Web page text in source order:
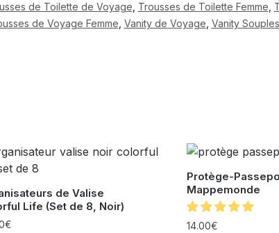
de Toilette de Voyage Trousses de Toilette Femme
de Voyage Femme Vanity de Voyage Vanity Souples
de Valise
Life (Set de 8, Noir)
€
Protège-
Mappemonde
14.00€